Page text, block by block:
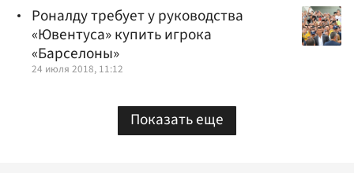
Роналду требует у руководства
«Ювентуса» купить игрока
«Барселоны»
24 июля 2018, 11:12
Показать еще